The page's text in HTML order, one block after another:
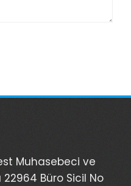
Muhasebeci ve
Büro Sicil No